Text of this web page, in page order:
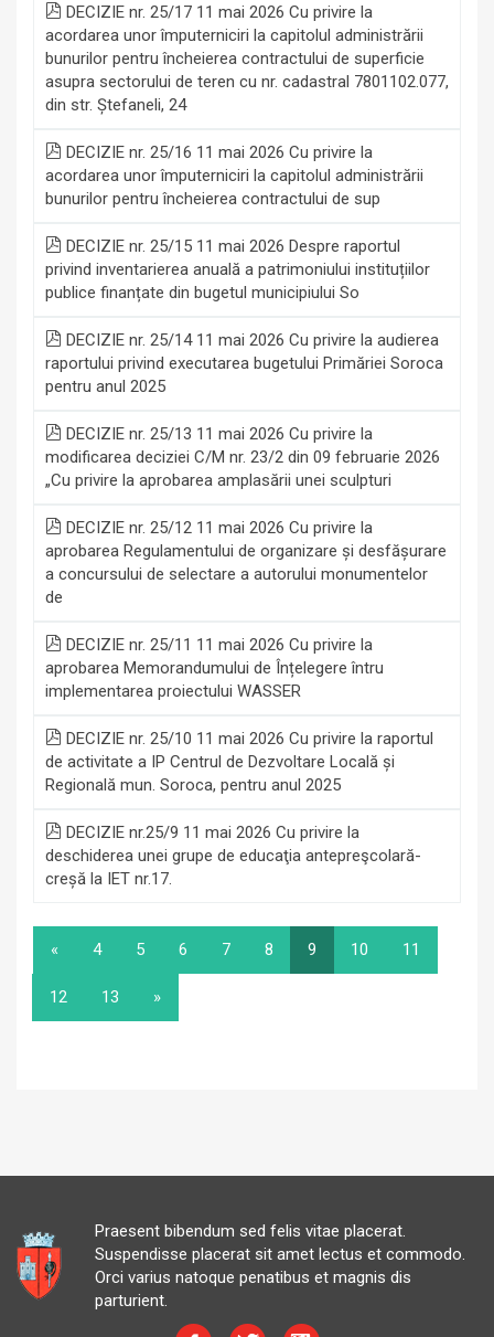
DECIZIE nr. 25/17 11 mai 2026 Cu privire la
acordarea unor împuterniciri la capitolul administrării
bunurilor pentru încheierea contractului de superficie
asupra sectorului de teren cu nr. cadastral 7801102.077,
din str. Ștefaneli, 24
DECIZIE nr. 25/16 11 mai 2026 Cu privire la
acordarea unor împuterniciri la capitolul administrării
bunurilor pentru încheierea contractului de sup
DECIZIE nr. 25/15 11 mai 2026 Despre raportul
privind inventarierea anuală a patrimoniului instituțiilor
publice finanțate din bugetul municipiului So
DECIZIE nr. 25/14 11 mai 2026 Cu privire la audierea
raportului privind executarea bugetului Primăriei Soroca
pentru anul 2025
DECIZIE nr. 25/13 11 mai 2026 Cu privire la
modificarea deciziei C/M nr. 23/2 din 09 februarie 2026
„Cu privire la aprobarea amplasării unei sculpturi
DECIZIE nr. 25/12 11 mai 2026 Cu privire la
aprobarea Regulamentului de organizare și desfășurare
a concursului de selectare a autorului monumentelor
de
DECIZIE nr. 25/11 11 mai 2026 Cu privire la
aprobarea Memorandumului de Înțelegere întru
implementarea proiectului WASSER
DECIZIE nr. 25/10 11 mai 2026 Cu privire la raportul
de activitate a IP Centrul de Dezvoltare Locală și
Regională mun. Soroca, pentru anul 2025
DECIZIE nr.25/9 11 mai 2026 Cu privire la
deschiderea unei grupe de educaţia antepreşcolară-
creșă la IET nr.17.
« 4 5 6 7 8 9 10 11
12 13 »
Praesent bibendum sed felis vitae placerat.
Suspendisse placerat sit amet lectus et commodo.
Orci varius natoque penatibus et magnis dis
parturient.